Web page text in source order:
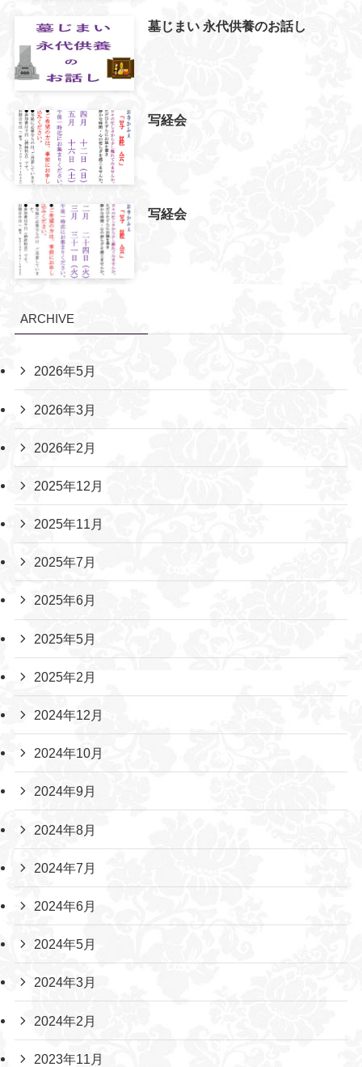
墓じまい 永代供養のお話し
写経会
写経会
ARCHIVE
2026年5月
2026年3月
2026年2月
2025年12月
2025年11月
2025年7月
2025年6月
2025年5月
2025年2月
2024年12月
2024年10月
2024年9月
2024年8月
2024年7月
2024年6月
2024年5月
2024年3月
2024年2月
2023年11月